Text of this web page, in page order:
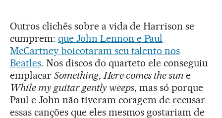
Outros clichês sobre a vida de Harrison se
cumprem: que John Lennon e Paul
McCartney boicotaram seu talento nos
Beatles. Nos discos do quarteto ele conseguiu
emplacar Something,Here comes the sun e
While my guitar gently weeps, mas só porque
Paul e John não tiveram coragem de recusar
essas canções que eles mesmos gostariam de